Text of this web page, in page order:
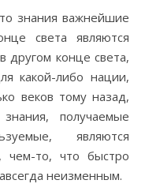
знания важнейшие
света являются
другом конце света,
какой-либо нации,
веков тому назад,
получаемые
являются
чем-то, что быстро
неизменным.